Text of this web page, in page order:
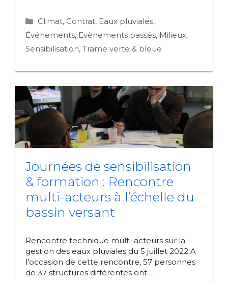
FORMATION
RENCONTRE
D’ÉLUS
DU
VERSANT
Catégories
Climat, Contrat, Eaux pluviales,
Événements, Evènements passés, Milieux,
Sensibilisation, Trame verte & bleue
Journées de sensibilisation
& formation : Rencontre
multi-acteurs à l’échelle du
bassin versant
Rencontre technique multi-acteurs sur la
gestion des eaux pluviales du 5 juillet 2022 A
l’occasion de cette rencontre, 57 personnes
de 37 structures différentes ont …